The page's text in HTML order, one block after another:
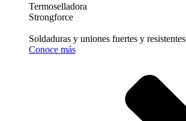
Termoselladora
Strongforce
Soldaduras y uniones fuertes y resistentes
Conoce más